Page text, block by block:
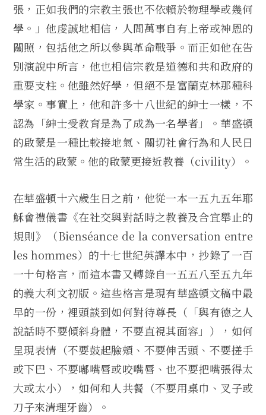
張，正如我們的宗教主張也不依賴於物理學或幾何
學。」他虔誠地相信，人間萬事自有上帝或神恩的
關照，包括他之所以參與革命戰爭。而正如他在告
別演說中所言，他也相信宗教是道德和共和政府的
重要支柱。他雖然好學，但絕不是富蘭克林那種科
學家。事實上，他和許多十八世紀的紳士一樣，不
認為「紳士受教育是為了成為一名學者」。華盛頓
的啟蒙是一種比較接地氣、關切社會行為和人民日
常生活的啟蒙。他的啟蒙更接近教養（civility）。
在華盛頓十六歲生日之前，他從一本一五九五年耶
穌會禮儀書《在社交與對話時之教養及合宜舉止的
規則》（Bienséance de la conversation entre
les hommes）的十七世紀英譯本中，抄錄了一百
一十句格言，而這本書又轉錄自一五五八至五九年
的義大利文初版。這些格言是現有華盛頓文稿中最
早的一份，裡頭談到如何對待尊長（「與有德之人
說話時不要傾斜身體，不要直視其面容」），如何
呈現表情（不要鼓起臉頰、不要伸舌頭、不要搓手
或下巴、不要嘟嘴唇或咬嘴唇、也不要把嘴張得太
大或太小），如何和人共餐（不要用桌巾、叉子或
刀子來清理牙齒）。